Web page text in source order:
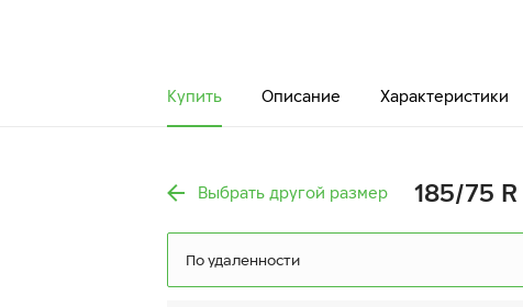
Купить Описание Характеристики
Выбрать другой размер 185/75
По удаленности